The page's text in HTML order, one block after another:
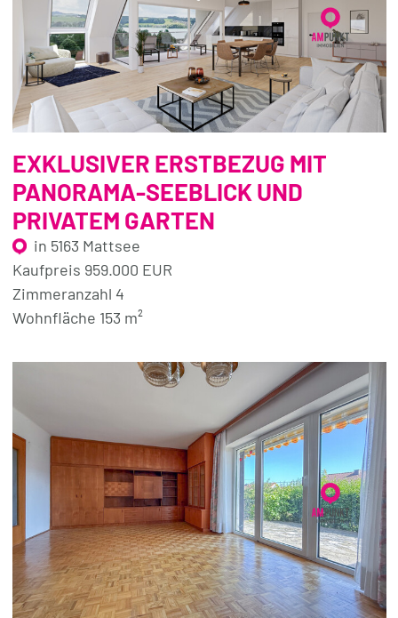
EXKLUSIVER ERSTBEZUG MIT
PANORAMA-SEEBLICK UND
PRIVATEM GARTEN
in 5163 Mattsee
Kaufpreis 959.000 EUR
Zimmeranzahl 4
Wohnfläche 153 m²